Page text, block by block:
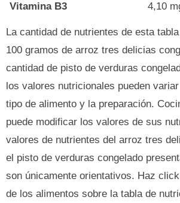
Vitamina B3
4,10
La cantidad de nutrientes de esta
100 gramos de arroz tres delicias
cantidad de pisto de verduras
los valores nutricionales pueden
tipo de alimento y la preparación.
puede modificar los valores de sus
valores de nutrientes del arroz tres
el pisto de verduras congelado
son únicamente orientativos. Haz
de los alimentos sobre la tabla de